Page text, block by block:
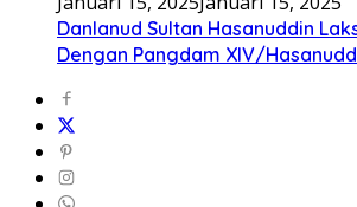
Danlanud Sultan Hasanuddin
Dengan Pangdam XIV/